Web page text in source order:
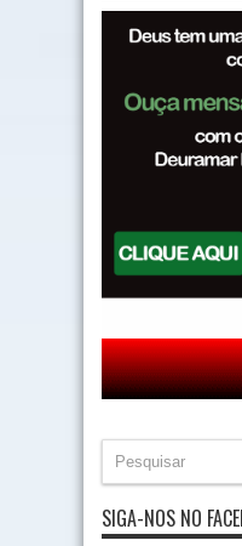
SIGA-NOS NO